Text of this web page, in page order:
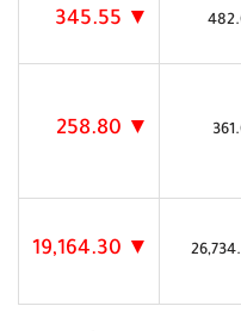
▼ 345.55
▼ 258.80
▼ 19,164.30